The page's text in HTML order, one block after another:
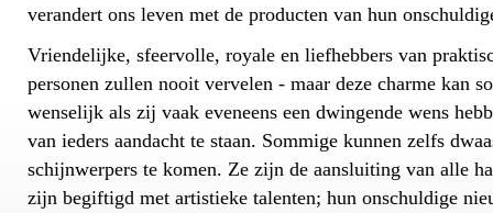
verandert ons leven met de producten van hun
Vriendelijke, sfeervolle, royale en liefhebbers van
personen zullen nooit vervelen - maar deze charme kan
wenselijk als zij vaak eveneens een dwingende wens
van ieders aandacht te staan. Sommige kunnen zelfs
schijnwerpers te komen. Ze zijn de aansluiting van alle
zijn begiftigd met artistieke talenten; hun onschuldige